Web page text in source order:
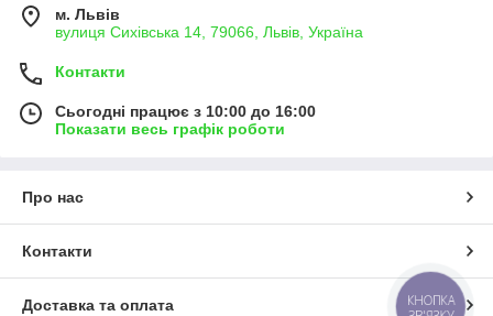
м. Львів
вулиця Сихівська 14, 79066, Львів, Україна
Контакти
Сьогодні працює з 10:00 до 16:00
Показати весь графік роботи
Про нас
Контакти
Доставка та оплата
КНОПКА